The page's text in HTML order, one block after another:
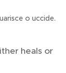
o uccide.
heals or